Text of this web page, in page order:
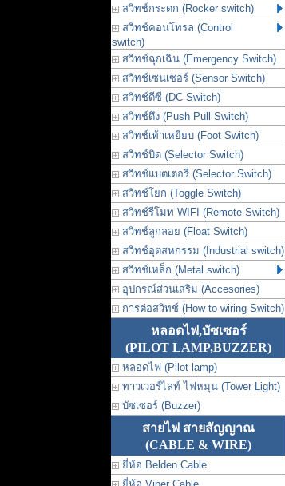
สวิทช์กระดก (Rocker switch)
สวิทช์คอนโทรล (Control
switch)
สวิทช์ฉุกเฉิน (Emergency Switch)
สวิทช์เซนเซอร์ (Sensor Switch)
สวิทช์ดีซี (DC Switch)
สวิทช์ดึง (Push Pull Switch)
สวิทช์เท้าเหยียบ (Foot Switch)
สวิทช์บิด (Selector Switch)
สวิทช์แบตเตอรี่ (Selector Switch)
สวิทช์โยก (Toggle Switch)
สวิทช์รีโมท WIFI (Remote Switch)
สวิทช์ลูกลอย (Float Switch)
สวิทช์อุตสหกรรม (Industrial switch)
สวิทช์เหล็ก (Metal switch)
อุปกรณ์ส่วนเสริม (Accesories)
การต่อสวิทช์ (How to wiring Switch)
หลอดไฟ,บัซเซอร์
(PILOT LAMP,BUZZER)
หลอดไฟ (Pilot lamp)
ทาวเวอร์ไลท์ ไฟหมุน (Tower Light)
บัซเซอร์ (Buzzer)
สายไฟ สายสัญญาณ
(CABLE & WIRE)
ยี่ห้อ Belden Cable